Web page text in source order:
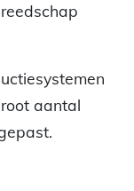
aantal